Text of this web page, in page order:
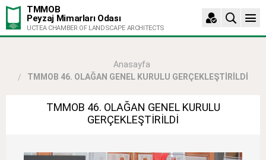
TMMOB
Peyzaj Mimarları Odası
UCTEA CHAMBER OF LANDSCAPE ARCHITECTS
Anasayfa
TMMOB 46. OLAĞAN GENEL KURULU GERÇEKLEŞTİRİLDİ
TMMOB 46. OLAĞAN GENEL KURULU
GERÇEKLEŞTİRİLDİ